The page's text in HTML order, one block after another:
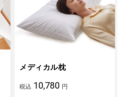
メディカル枕
税込 10,780 円